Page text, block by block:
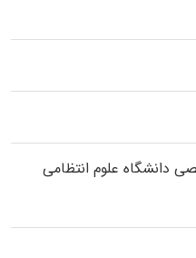
داﻧﺸﮕﺎه ﻋﻠﻮم انتظامی